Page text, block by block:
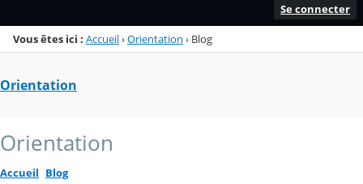
Se connecter
Vous êtes ici : Accueil›Orientation › Blog
Orientation
Orientation
Accueil Blog